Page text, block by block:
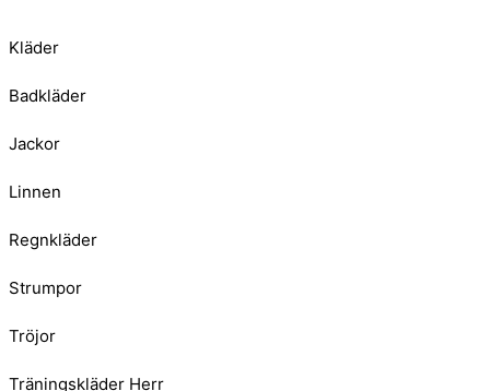
Kläder
Badkläder
Jackor
Linnen
Regnkläder
Strumpor
Tröjor
Träningskläder Herr